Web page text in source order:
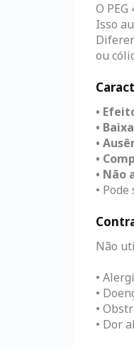
O PEG
Isso
ou
•
•
•
•
•
•
Não
•
•
•
• Dor